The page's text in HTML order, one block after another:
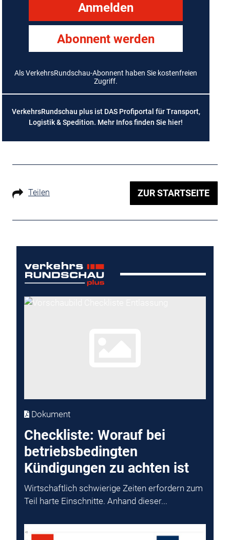
Anmelden
Abonnent werden
Als VerkehrsRundschau-Abonnent haben Sie kostenfreien
Zugriff.
VerkehrsRundschau plus ist DAS Profiportal für Transport,
Logistik & Spedition. Mehr Infos finden Sie hier!
Teilen ZUR STARTSEITE
Dokument
Checkliste: Worauf bei
betriebsbedingten
Kündigungen zu achten ist
Wirtschaftlich schwierige Zeiten erfordern zum
Teil harte Einschnitte. Anhand dieser...